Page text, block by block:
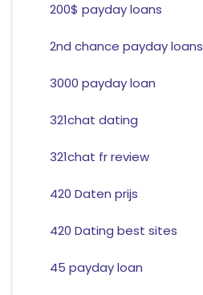
200$ payday loans
2nd chance payday loans
3000 payday loan
321chat dating
321chat fr review
420 Daten prijs
420 Dating best sites
45 payday loan